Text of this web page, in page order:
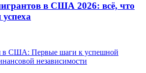
в США 2026: всё, что